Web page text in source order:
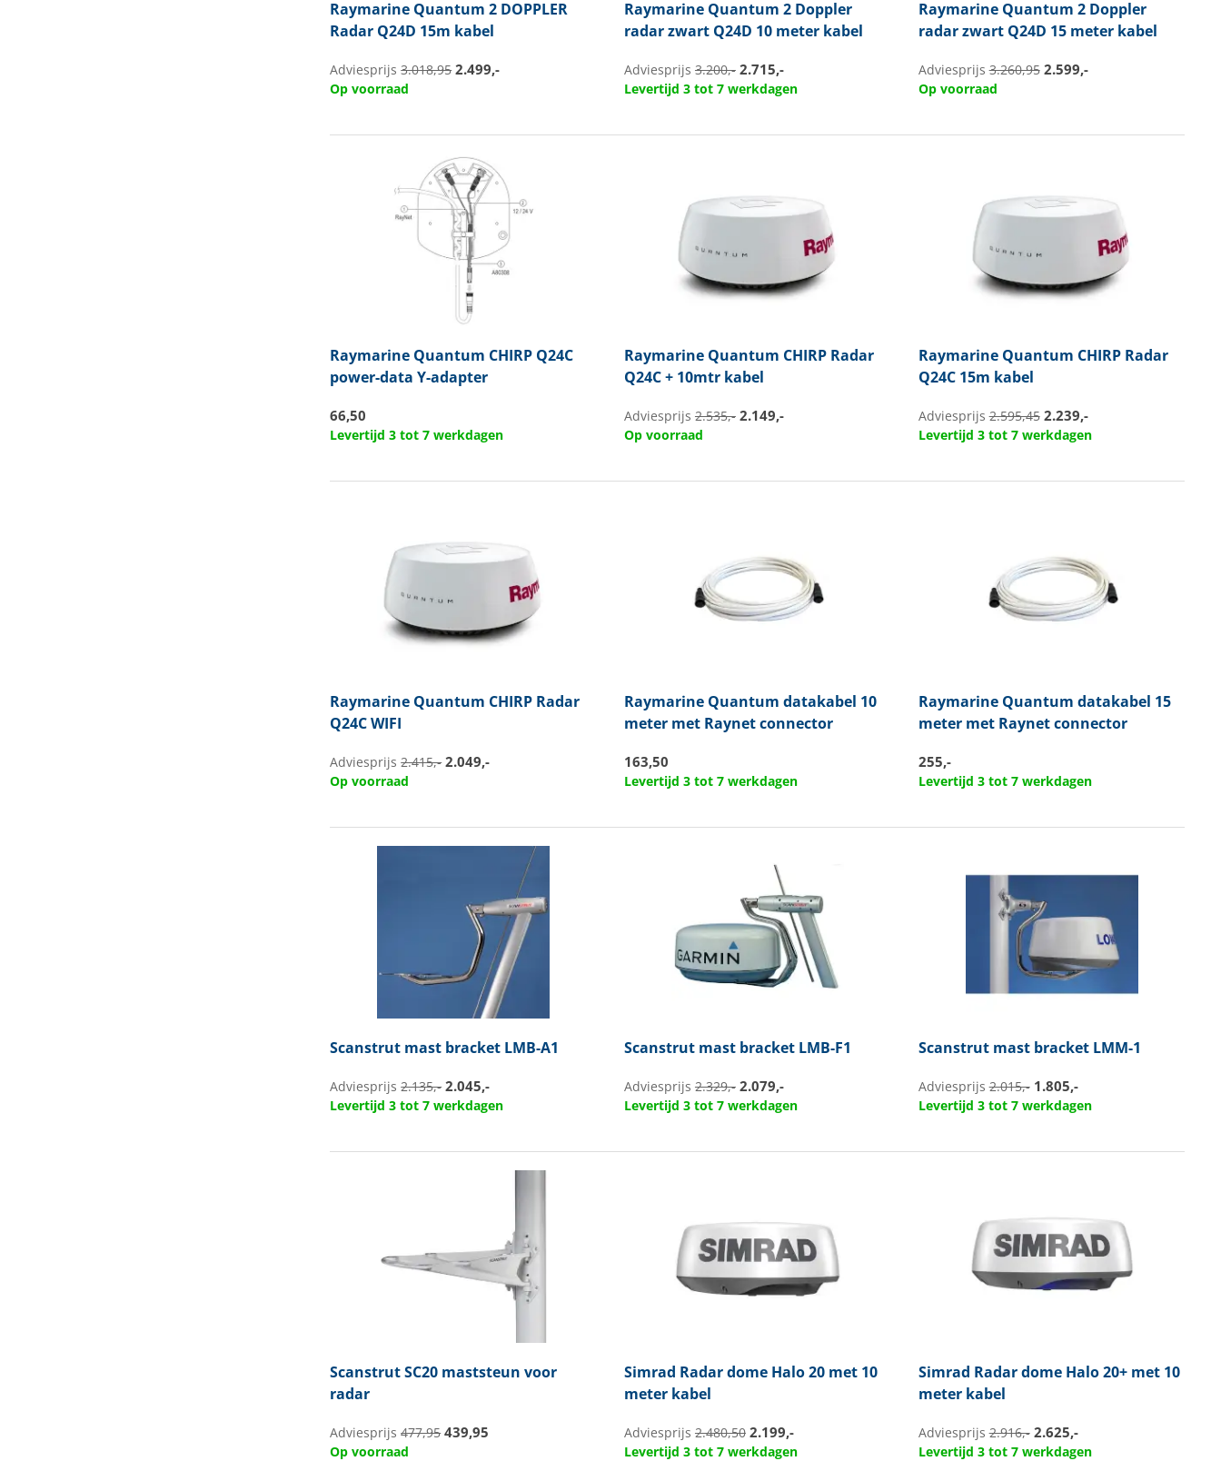
Raymarine Quantum 2 DOPPLER
Radar Q24D 15m kabel
Adviesprijs3.018,95 2.499,-
Op voorraad
RaymarineQuantum 2 Doppler
radar zwart Q24D 10 meter kabel
Adviesprijs 3.200,- 2.715,-
Levertijd 3 tot 7 werkdagen
RaymarineQuantum 2 Doppler
radar zwart Q24D 15 meter kabel
Adviesprijs3.260,95 2.599,-
Op voorraad
Raymarine Quantum CHIRP Q24C
power-data Y-adapter
66,50
Levertijd 3 tot 7 werkdagen
RaymarineQuantum CHIRP Radar
Q24C + 10mtr kabel
Adviesprijs 2.535,- 2.149,-
Op voorraad
RaymarineQuantum CHIRP Radar
Q24C 15m kabel
Adviesprijs2.595,45 2.239,-
Levertijd 3 tot 7 werkdagen
Raymarine Quantum CHIRP Radar
Q24C WIFI
Adviesprijs2.415,- 2.049,-
Op voorraad
RaymarineQuantum datakabel 10
meter met Raynet connector
163,50
Levertijd 3 tot 7 werkdagen
RaymarineQuantum datakabel 15
meter met Raynet connector
255,-
Levertijd 3 tot 7 werkdagen
Scanstrut mast bracket LMB-A1
Adviesprijs2.135,- 2.045,-
Levertijd 3 tot 7 werkdagen
Scanstrutmast bracket LMB-F1
Adviesprijs 2.329,- 2.079,-
Levertijd 3 tot 7 werkdagen
Scanstrutmast bracket LMM-1
Adviesprijs2.015,- 1.805,-
Levertijd 3 tot 7 werkdagen
ScanstrutSC20 maststeun voor
radar
Adviesprijs477,95 439,95
Op voorraad
Simrad Radar dome Halo 20 met 10
meter kabel
Adviesprijs 2.480,50 2.199,-
Levertijd 3 tot 7 werkdagen
Simrad Radar dome Halo 20+ met 10
meter kabel
Adviesprijs2.916,- 2.625,-
Levertijd 3 tot 7 werkdagen